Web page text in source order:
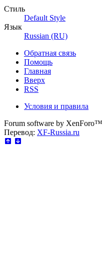
Стиль
Default Style
Язык
Russian (RU)
Обратная связь
Помощь
Главная
Вверх
RSS
Условия и правила
Forum software by XenForo™
Перевод: XF-Russia.ru